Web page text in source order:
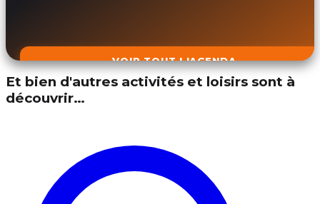
VOIR TOUT L'AGENDA
Et bien d'autres activités et loisirs sont à
découvrir…